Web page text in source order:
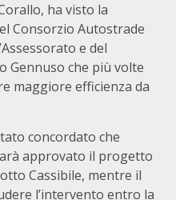
ha visto la
Consorzio Autostrade
e del
Gennuso che più volte
maggiore efficienza da
concordato che
approvato il progetto
Cassibile, mentre il
l’intervento entro la